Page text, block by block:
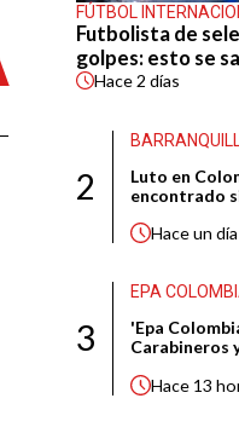
FÚTBOL
Futbolista de
golpes: esto se
Hace2 días
2
Luto en
encontrado
Haceun día
3
EPA
'Epa
Carabineros
Hace 13